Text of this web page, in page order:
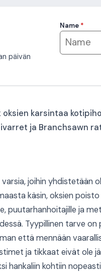
päivän
Name *
karsintaa
ja Branchsawn
joihin yhdistetään
käsin, oksien
puutarhanhoitajille ja
Tyypillinen tarve
että mennään
ja tikkaat eivät ole
hankaliin kohtiin